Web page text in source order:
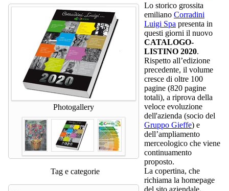
Photogallery
Tag e categorie
Lo storico grossita
emiliano Corradini
Luigi Spa presenta in
questi giorni il nuovo
CATALOGO-
LISTINO 2020.
Rispetto all’edizione
precedente, il volume
cresce di oltre 100
pagine (820 pagine
totali), a riprova della
veloce evoluzione
dell'azienda (socio del
Gruppo Gieffe) e
dell’ampliamento
merceologico che viene
continuamento
proposto.
La copertina, che
richiama la homepage
del sito aziendale,